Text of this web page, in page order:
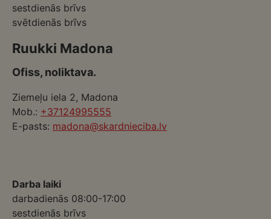
sestdienās brīvs
svētdienās brīvs
Ruukki Madona
Ofiss, noliktava.
Ziemeļu iela 2, Madona
Mob.: +37124995555
E-pasts: madona@skardnieciba.lv
Darba laiki
darbadienās 08:00-17:00
sestdienās brīvs